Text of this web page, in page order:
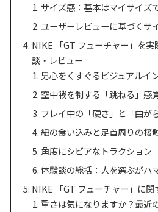
サイズ感：基本はマイサイズ
ユーザーレビューに基づくサ
NIKE 「GT フューチャー」を
談・レビュー
男心をくすぐるビジュアルイ
空中戦を制する「跳ねる」感
プレイ中の「硬さ」と「曲が
紐の食い込みと足首周りの接
角度にシビアなトラクション
体験談の総括：人を選ぶがハ
NIKE 「GT フューチャー」に関
重さは気になりますか？最近